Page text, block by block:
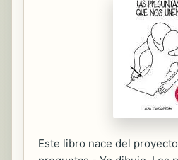
Este libro nace del